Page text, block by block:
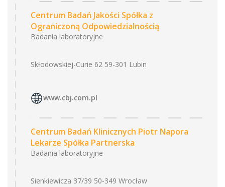
Centrum Badań Jakości Spółka z
Ograniczoną Odpowiedzialnością
Badania laboratoryjne
Skłodowskiej-Curie 62 59-301 Lubin
www.cbj.com.pl
Centrum Badań Klinicznych Piotr Napora
Lekarze Spółka Partnerska
Badania laboratoryjne
Sienkiewicza 37/39 50-349 Wrocław